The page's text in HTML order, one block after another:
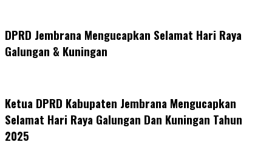
DPRD Jembrana Mengucapkan Selamat Hari Raya
Galungan & Kuningan
Ketua DPRD Kabupaten Jembrana Mengucapkan
Selamat Hari Raya Galungan Dan Kuningan Tahun
2025